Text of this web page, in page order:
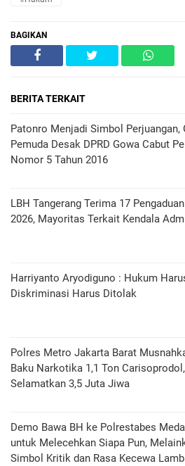
BAGIKAN
BERITA TERKAIT
Patonro Menjadi Simbol Perjuangan,
Pemuda Desak DPRD Gowa Cabut
Nomor 5 Tahun 2016
LBH Tangerang Terima 17
2026, Mayoritas Terkait Kendala
Harriyanto Aryodiguno : Hukum
Diskriminasi Harus Ditolak
Polres Metro Jakarta Barat
Baku Narkotika 1,1 Ton Carisoprodol,
Selamatkan 3,5 Juta Jiwa
Demo Bawa BH ke Polrestabes
untuk Melecehkan Siapa Pun,
Simbol Kritik dan Rasa Kecewa